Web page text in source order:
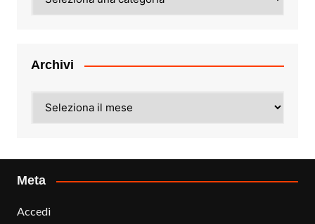
Archivi
Meta
Accedi